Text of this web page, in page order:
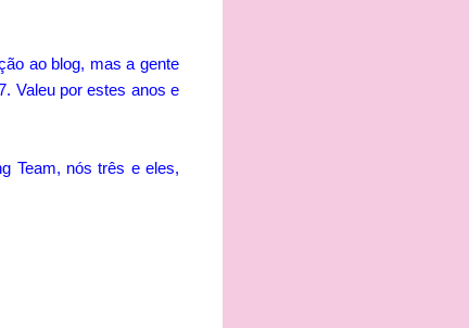
ao blog, mas a gente
Valeu por estes anos e
Team, nós três e eles,